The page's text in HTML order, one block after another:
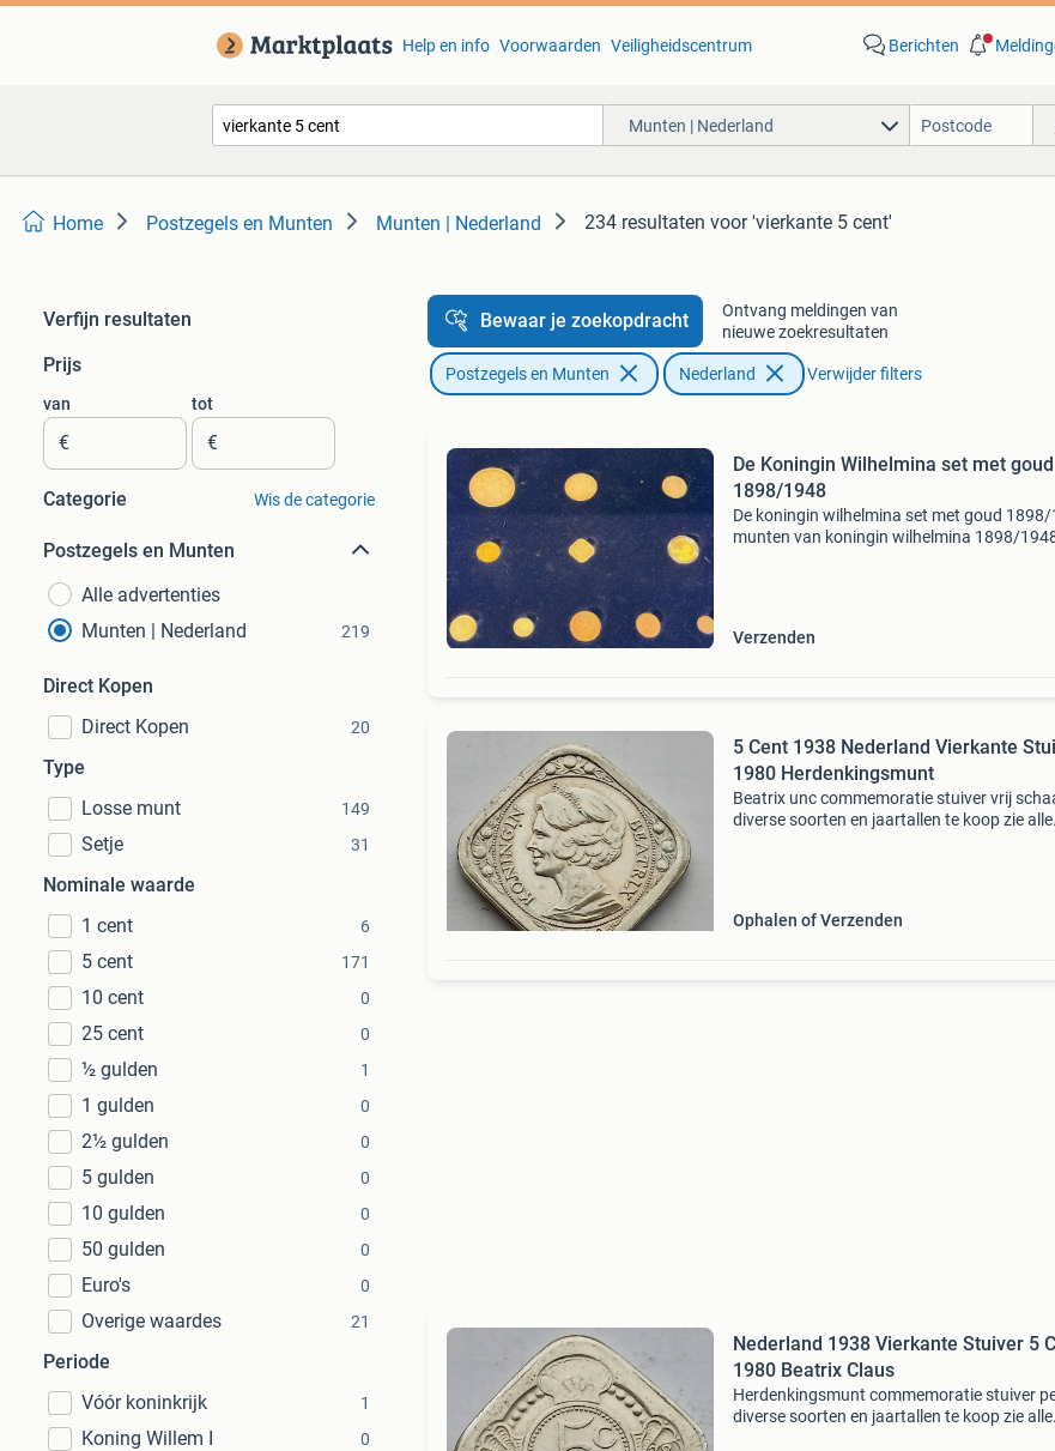
Help en info Voorwaarden Veiligheidscentrum Berichten
Munten | Nederland
Home Postzegels en Munten Munten | Nederland 234 resultaten voor 'vierkante 5 cent'
Verfijn resultaten
Prijs
van
€
tot
€
Categorie Wis de categorie
Postzegels en Munten
Alle advertenties
Munten | Nederland
219
Direct Kopen
Direct Kopen
20
Type
Losse munt
149
Setje 31
Nominale waarde
1 cent
6
5 cent 171
10 cent 0
25 cent 0
½ gulden 1
1 gulden 0
2½ gulden 0
5 gulden 0
10 gulden 0
50 gulden 0
Euro's 0
Overige waardes 21
Periode
Vóór koninkrijk
1
Koning Willem I 0
Bewaar je zoekopdracht
Ontvang meldingen van
nieuwe zoekresultaten
Postzegels en Munten Nederland Verwijder filters
De Koningin Wilhelmina set met goud
1898/1948
De koningin wilhelmina set met goud
munten van koningin wilhelmina 1898/
Verzenden
5 Cent 1938 Nederland Vierkante
1980 Herdenkingsmunt
Beatrix unc commemoratie stuiver vrij
diverse soorten en jaartallen te koop zie alle
Ophalen of Verzenden
Nederland 1938 Vierkante Stuiver 5
1980 Beatrix Claus
Herdenkingsmunt commemoratie stuiver
diverse soorten en jaartallen te koop zie alle